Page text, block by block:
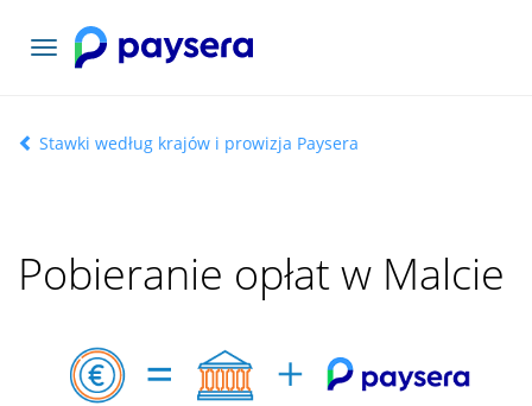
Toggle
navigation
Stawki według krajów i prowizja Paysera
Pobieranie opłat w Malcie